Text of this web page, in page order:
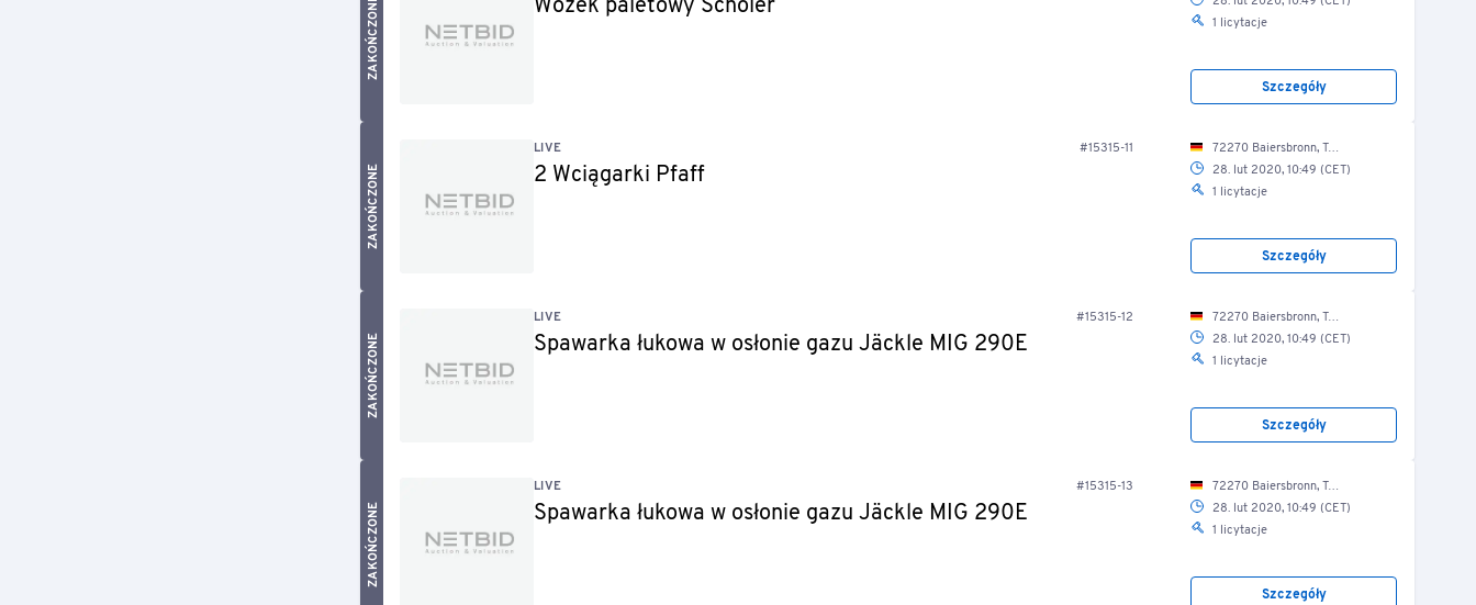
ZAKOŃCZONE Wózek paletowy Schöler
1 licytacje
Szczegóły
ZAKOŃCZONE
LIVE #15315-11
2 Wciągarki Pfaff
72270 Baiersbronn, Tonbachstr. 4/ Lkw-Halle
28. lut 2020, 10:49 (CET)
1 licytacje
Szczegóły
ZAKOŃCZONE
LIVE #15315-12
Spawarka łukowa w osłonie gazu Jäckle MIG 290E
72270 Baiersbronn, Tonbachstr. 4/ Lkw-Halle
28. lut 2020, 10:49 (CET)
1 licytacje
Szczegóły
ZAKOŃCZONE
LIVE #15315-13
Spawarka łukowa w osłonie gazu Jäckle MIG 290E
72270 Baiersbronn, Tonbachstr. 4/ Lkw-Halle
28. lut 2020, 10:49 (CET)
1 licytacje
Szczegóły